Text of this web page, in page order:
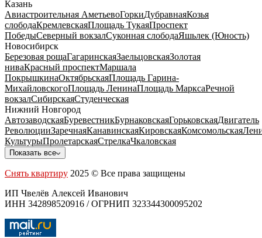
Казань
Авиастроительная АметьевоГоркиДубравнаяКозья
слободаКремлевскаяПлощадь ТукаяПроспект
ПобедыСеверный вокзалСуконная слободаЯшьлек (Юность)
Новосибирск
Березовая рощаГагаринскаяЗаельцовскаяЗолотая
ниваКрасный проспектМаршала
ПокрышкинаОктябрьскаяПлощадь Гарина-
МихайловскогоПлощадь ЛенинаПлощадь МарксаРечной
вокзалСибирскаяСтуденческая
Нижний Новгород
АвтозаводскаяБуревестникБурнаковскаяГорьковскаяДвигатель
РеволюцииЗаречнаяКанавинскаяКировскаяКомсомольская
КультурыПролетарскаяСтрелкаЧкаловская
Показать все
Снять квартиру 2025 © Все права защищены
ИП Чвелёв Алексей Иванович
ИНН 342898520916 / ОГРНИП 323344300095202